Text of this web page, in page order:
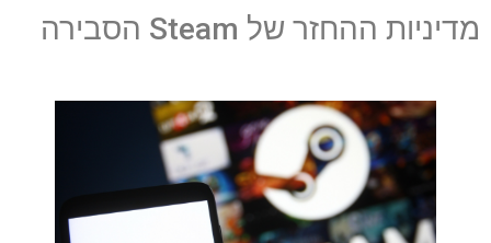
מדיניות ההחזר של Steam הסבירה